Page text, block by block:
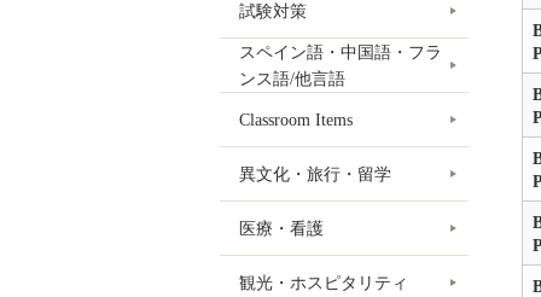
試験対策
スペイン語・中国語・フラ
ンス語/他言語
Classroom Items
異文化・旅行・留学
医療・看護
観光・ホスピタリティ